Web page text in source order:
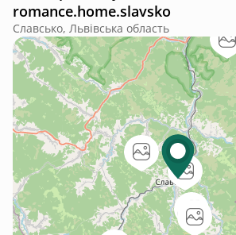
дрова і шампури. Також на території є
дві хатки. Надзвичайно привітна
рекомендуємо!
romance.home.slavsko
Славсько, Львівська область